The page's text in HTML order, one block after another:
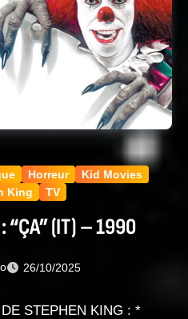
Horreur
Kid Movies
King
TV
“ÇA” (IT) – 1990
26/10/2025
STEPHEN KING : *